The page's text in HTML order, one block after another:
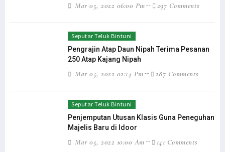
Mar 05, 2022 06:00 Pm 297 Comments
Seputar Teluk Bintuni
Pengrajin Atap Daun Nipah Terima Pesanan
250 Atap Kajang Nipah
Mar 05, 2022 02:14 Pm 287 Comments
Seputar Teluk Bintuni
Penjemputan Utusan Klasis Guna Peneguhan
Majelis Baru di Idoor
Mar 05, 2022 10:00 Am 141 Comments